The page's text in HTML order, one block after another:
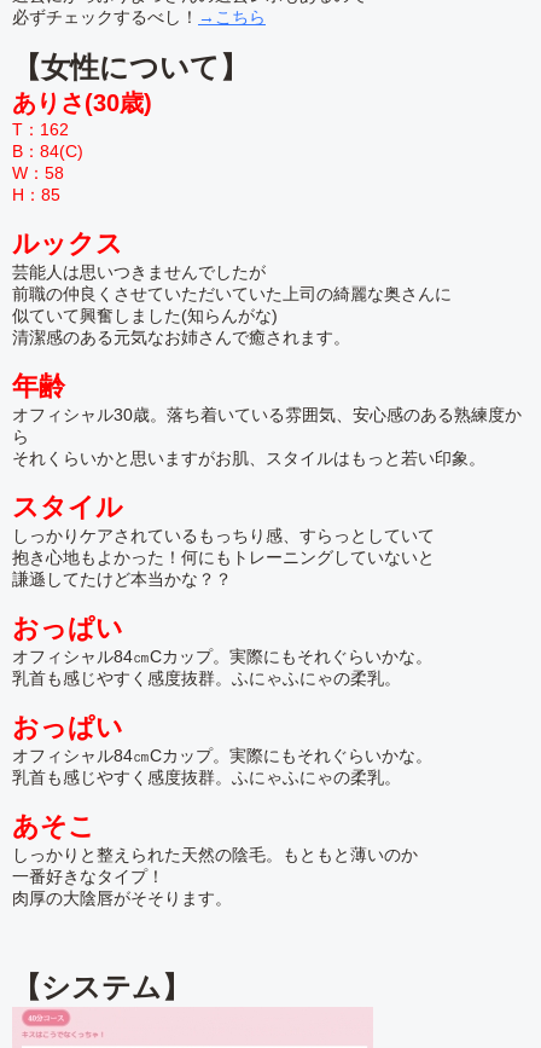
必ずチェックするべし！ →こちら
【女性について】
ありさ(30歳)
T：162
B：84(C)
W：58
H：85
ルックス
芸能人は思いつきませんでしたが
前職の仲良くさせていただいていた上司の綺麗な奥さんに
似ていて興奮しました(知らんがな)
清潔感のある元気なお姉さんで癒されます。
年齢
オフィシャル30歳。落ち着いている雰囲気、安心感のある熟練度か
ら
それくらいかと思いますがお肌、スタイルはもっと若い印象。
スタイル
しっかりケアされているもっちり感、すらっとしていて
抱き心地もよかった！何にもトレーニングしていないと
謙遜してたけど本当かな？？
おっぱい
オフィシャル84㎝Cカップ。実際にもそれぐらいかな。
乳首も感じやすく感度抜群。ふにゃふにゃの柔乳。
おっぱい
オフィシャル84㎝Cカップ。実際にもそれぐらいかな。
乳首も感じやすく感度抜群。ふにゃふにゃの柔乳。
あそこ
しっかりと整えられた天然の陰毛。もともと薄いのか
一番好きなタイプ！
肉厚の大陰唇がそそります。
【システム】